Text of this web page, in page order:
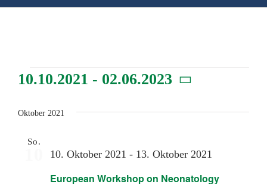
Veranstaltungen
10.10.2021 - 02.06.2023
wählen.
Oktober 2021
So.
European Workshop on Neonatology
10. Oktober 2021 - 13. Oktober 2021